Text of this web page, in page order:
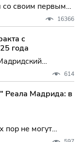
со своим первым
ФК Барселона.
на стадионе
16366
с
года
сайте
2025 года.
614
Реала Мадрида: в
пор не могут
это